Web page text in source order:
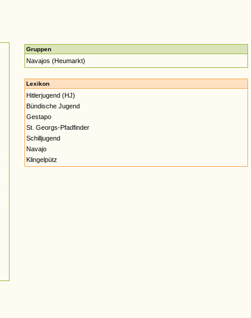
Gruppen
Navajos (Heumarkt)
Lexikon
Hitlerjugend (HJ)
Bündische Jugend
Gestapo
St. Georgs-Pfadfinder
Schilljugend
Navajo
Klingelpütz